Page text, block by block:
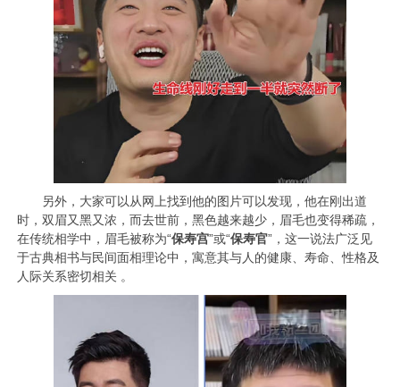
另外，大家可以从网上找到他的图片可以发现，他在刚出道
时，双眉又黑又浓，而去世前，黑色越来越少，眉毛也变得稀疏，
在传统相学中，眉毛被称为“保寿宫”或“保寿官”‌，这一说法广泛见
于古典相书与民间面相理论中，寓意其与人的健康、寿命、性格及
人际关系密切相关 。